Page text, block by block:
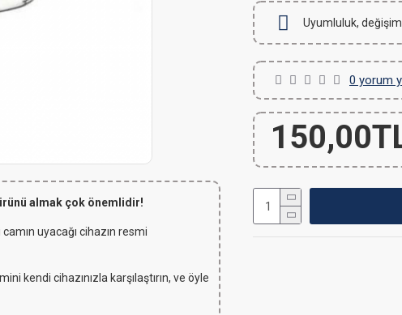
almak çok önemlidir!
uyacağı cihazın resmi
kendi cihazınızla karşılaştırın, ve öyle
Uyumluluk,
0 yorum